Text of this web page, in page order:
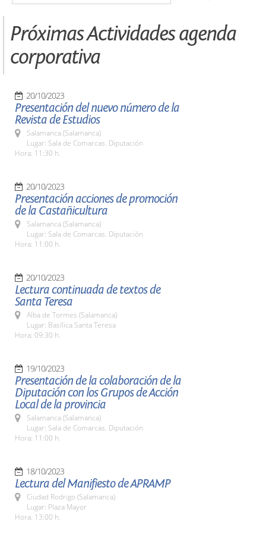
Próximas Actividades agenda
corporativa
20/10/2023
Presentación del nuevo número de la
Revista de Estudios
Salamanca (Salamanca)
Lugar: Sala de Comarcas. Diputación
Hora: 11:30 h.
20/10/2023
Presentación acciones de promoción
de la Castañicultura
Salamanca (Salamanca)
Lugar: Sala de Comarcas. Diputación
Hora: 11:00 h.
20/10/2023
Lectura continuada de textos de
Santa Teresa
Alba de Tormes (Salamanca)
Lugar: Basílica Santa Teresa
Hora: 09:30 h.
19/10/2023
Presentación de la colaboración de la
Diputación con los Grupos de Acción
Local de la provincia
Salamanca (Salamanca)
Lugar: Sala de Comarcas. Diputación
Hora: 11:00 h.
18/10/2023
Lectura del Manifiesto de APRAMP
Ciudad Rodrigo (Salamanca)
Lugar: Plaza Mayor
Hora: 13:00 h.